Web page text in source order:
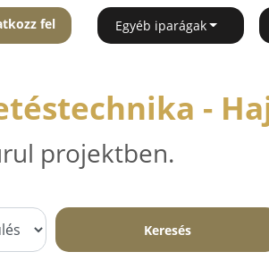
fel Egyéb iparágak
-
projektben.
Keresés